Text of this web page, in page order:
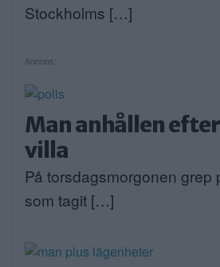
Stockholms […]
Annons:
Man anhållen
villa
På torsdagsmorgonen grep
som tagit […]